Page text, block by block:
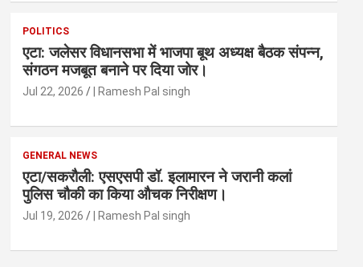
POLITICS
एटा: जलेसर विधानसभा में भाजपा बूथ अध्यक्ष बैठक संपन्न,
संगठन मजबूत बनाने पर दिया जोर।
Jul 22, 2026 | Ramesh Pal singh
GENERAL NEWS
एटा/सकरौली: एसएसपी डॉ. इलामारन ने जरानी कलां
पुलिस चौकी का किया औचक निरीक्षण।
Jul 19, 2026 | Ramesh Pal singh